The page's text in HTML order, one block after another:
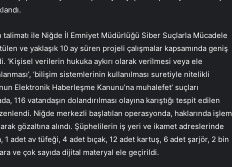
talimatı ile Niğde İl Emniyet Müdürlüğü Siber Suçlarla Mücadele
ve yaklaşık 10 ay süren projeli çalışmalar kapsamında geniş
‘Kişisel verilerin hukuka aykırı olarak verilmesi veya ele
‘bilişim sistemlerinin kullanılması suretiyle nitelikli
Elektronik Haberleşme Kanunu’na muhalefet’ suçları
116 vatandaşın dolandırılması olayına karıştığı tespit edilen
Niğde merkezli başlatılan operasyonda, haklarında işlem
gözaltına alındı. Şüphelilerin iş yeri ve ikamet adreslerinde
1 adet av tüfeği, 4 adet bıçak, 12 adet kartuş, 6 adet şarjör, 2 bin
ve çok sayıda dijital materyal ele geçirildi.